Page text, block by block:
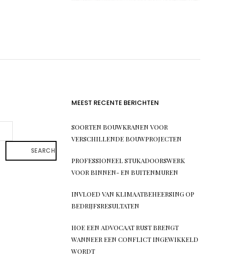
SEARCH
MEEST RECENTE BERICHTEN
SOORTEN BOUWKRANEN VOOR
VERSCHILLENDE BOUWPROJECTEN
PROFESSIONEEL STUKADOORSWERK
VOOR BINNEN- EN BUITENMUREN
INVLOED VAN KLIMAATBEHEERSING OP
BEDRIJFSRESULTATEN
HOE EEN ADVOCAAT RUST BRENGT
WANNEER EEN CONFLICT INGEWIKKELD
WORDT